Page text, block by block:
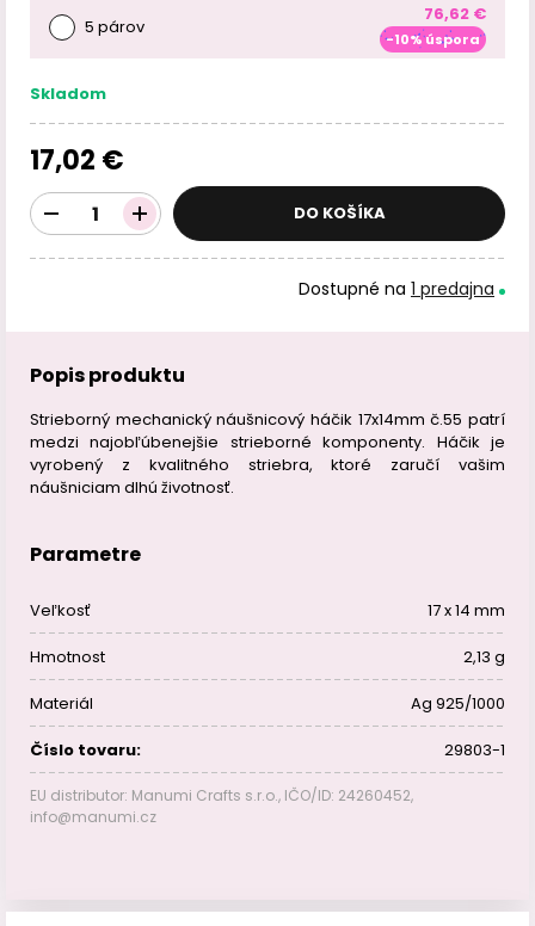
5 párov
76,62 €
-10% úspora
Skladom
17,02 €
DO KOŠÍKA
Dostupné na 1 predajna
Popis produktu
Strieborný mechanický náušnicový háčik 17x14mm č.55 patrí
medzi najobľúbenejšie strieborné komponenty. Háčik je
vyrobený z kvalitného striebra, ktoré zaručí vašim
náušniciam dlhú životnosť.
Parametre
Veľkosť 17 x 14 mm
Hmotnost 2,13 g
Materiál Ag 925/1000
Číslo tovaru: 29803-1
EU distributor: Manumi Crafts s.r.o., IČO/ID: 24260452,
info@manumi.cz